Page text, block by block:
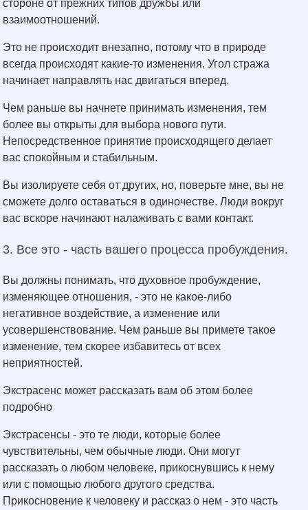
стороне от прежних типов дружбы или
взаимоотношений.
Это не происходит внезапно, потому что в природе
всегда происходят какие-то изменения. Угол стража
начинает направлять нас двигаться вперед.
Чем раньше вы начнете принимать изменения, тем
более вы открыты для выбора нового пути.
Непосредственное принятие происходящего делает
вас спокойным и стабильным.
Вы изолируете себя от других, но, поверьте мне, вы не
сможете долго оставаться в одиночестве. Люди вокруг
вас вскоре начинают налаживать с вами контакт.
3. Все это - часть вашего процесса пробуждения.
Вы должны понимать, что духовное пробуждение,
изменяющее отношения, - это не какое-либо
негативное воздействие, а изменение или
усовершенствование. Чем раньше вы примете такое
изменение, тем скорее избавитесь от всех
неприятностей.
Экстрасенс может рассказать вам об этом более
подробно
Экстрасенсы - это те люди, которые более
чувствительны, чем обычные люди. Они могут
рассказать о любом человеке, прикоснувшись к нему
или с помощью любого другого средства.
Прикосновение к человеку и рассказ о нем - это часть